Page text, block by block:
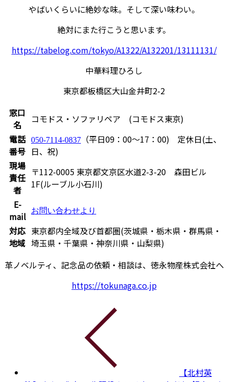
やばいくらいに絶妙な味。そして深い味わい。
絶対にまた行こうと思います。
https://tabelog.com/tokyo/A1322/A132201/13111131/
中華料理ひろし
東京都板橋区大山金井町2-2
窓口
名
コモドス・ソファリペア (コモドス東京)
電話
番号
050-7114-0837
（平日09：00～17：00) 定休日(土、
日、祝)
現場
責任
者
〒112-0005 東京都文京区水道2-3-20 森田ビル
1F(ルーブル小石川)
E-
mail
お問い合わせより
対応
地域
東京都内全域及び首都圏(茨城県・栃木県・群馬県・
埼玉県・千葉県・神奈川県・山梨県)
革ノベルティ、記念品の依頼・相談は、徳永物産株式会社へ
https://tokunaga.co.jp
【北村英